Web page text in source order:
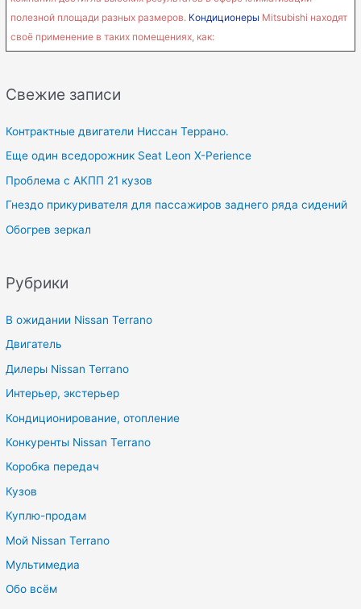
полезной площади разных размеров. Кондиционеры Mitsubishi находят
своё применение в таких помещениях, как:
Свежие записи
Контрактные двигатели Ниссан Террано.
Еще один вседорожник Seat Leon X-Perience
Проблема с АКПП 21 кузов
Гнездо прикуривателя для пассажиров заднего ряда сидений
Обогрев зеркал
Рубрики
В ожидании Nissan Terrano
Двигатель
Дилеры Nissan Terrano
Интерьер, экстерьер
Кондиционирование, отопление
Конкуренты Nissan Terrano
Коробка передач
Кузов
Куплю-продам
Мой Nissan Terrano
Мультимедиа
Обо всём